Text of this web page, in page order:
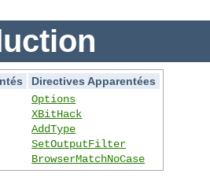
Directives Apparentées
Options
XBitHack
AddType
SetOutputFilter
BrowserMatchNoCase